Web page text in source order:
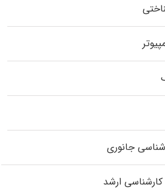
جانوری
ارشد